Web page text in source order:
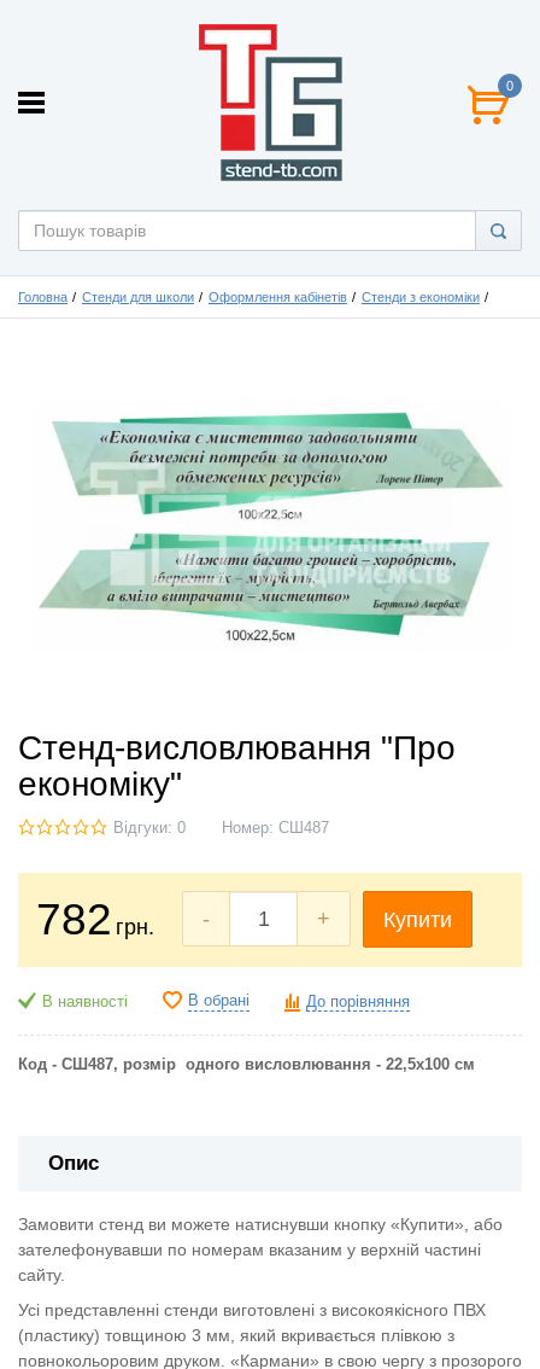
0
Головна Стенди для школи Оформлення кабінетів Стенди з економіки
Стенд-висловлювання "Про
економіку"
Відгуки: 0 Номер: СШ487
782 грн. - + Купити
В наявності В обрані До порівняння
Код - СШ487, розмір одного висловлювання - 22,5х100 см
Опис
Замовити стенд ви можете натиснувши кнопку «Купити», або
зателефонувавши по номерам вказаним у верхній частині
сайту.
Усі представленні стенди виготовлені з високоякісного ПВХ
(пластику) товщиною 3 мм, який вкривається плівкою з
повнокольоровим друком. «Кармани» в свою чергу з прозорого